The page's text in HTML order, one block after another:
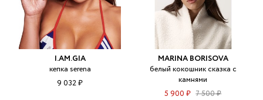
I.AM.GIA
кепка serena
9 032 ₽
MARINA BORISOVA
белый кокошник сказка с
камнями
5 900 ₽ 7 500 ₽